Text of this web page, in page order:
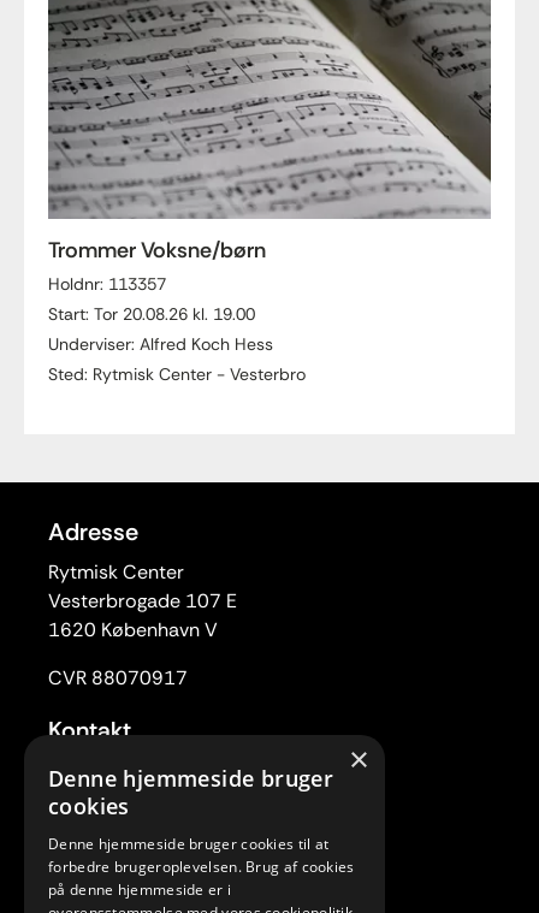
Trommer Voksne/børn
Holdnr: 113357
Start: Tor 20.08.26 kl. 19.00
Underviser: Alfred Koch Hess
Sted: Rytmisk Center - Vesterbro
Adresse
Rytmisk Center
Vesterbrogade 107 E
1620 København V
CVR 88070917
Kontakt
Tlf. 33 22 59 84
Mail:rc@rytmiskcenter.dk
Kontorets åbningstider
Mandag-torsdag kl. 10.00-15.00
×
Denne hjemmeside bruger
cookies
Denne hjemmeside bruger cookies til at
forbedre brugeroplevelsen. Brug af cookies
på denne hjemmeside er i